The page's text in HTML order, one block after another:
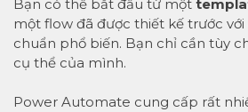
Bạn có thể bắt đầu từ một
một flow đã được thiết kế trước
chuẩn phổ biến. Bạn chỉ cần tùy
cụ thể của mình.
Power Automate cung cấp rất